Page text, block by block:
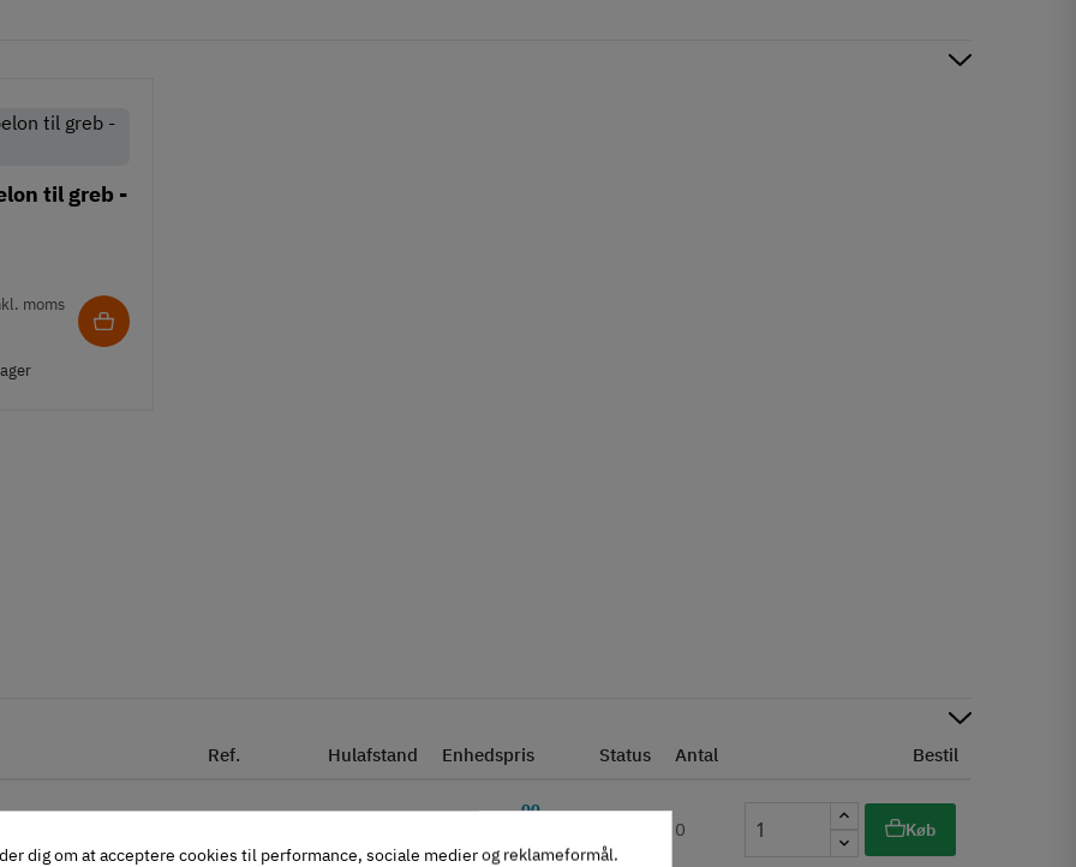
til greb -
moms
Ref. Hulafstand Enhedspris Status Antal Bestil
54,00
Inkl. moms
0 Køb
dig om at acceptere cookies til performance, sociale medier og reklameformål.